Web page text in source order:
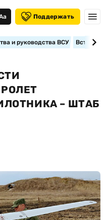
Поддержать
и руководства ВСУ
– ШТАБ